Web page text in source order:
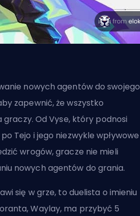
nowych agentów do swojego
zapewnić, że wszystko
Od Vyse, który podnosi
Tejo i jego niezwykle wpływowe
wrogów, gracze nie mieli
nowych agentów do grania.
się w grze, to duelista o imieniu
Waylay, ma przybyć 5